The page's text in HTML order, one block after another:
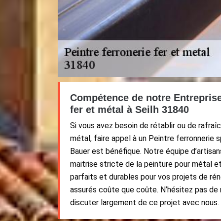
Compétence de notre
fer et métal à Seilh 31840
Si vous avez besoin de rétablir ou de
métal, faire appel à un Peintre ferronnerie
Bauer est bénéfique. Notre équipe
maitrise stricte de la peinture pour métal
parfaits et durables pour vos projets de
assurés coûte que coûte. N’hésitez pas
discuter largement de ce projet avec nous.